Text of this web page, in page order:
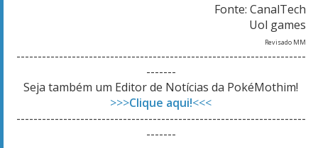
Fonte: CanalTech
Uol games
Revisado MM
--------------------------------------------------------------------
-------
Seja também um Editor de Notícias da PokéMothim!
>>>Clique aqui!<<<
--------------------------------------------------------------------
-------